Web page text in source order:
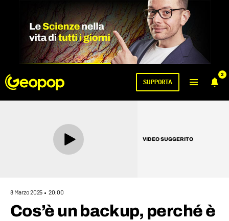
2
SUPPORTA
VIDEO SUGGERITO
8 Marzo 2025 20:00
Cos’è un backup, perché è